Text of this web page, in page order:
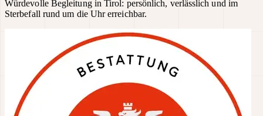
Würdevolle Begleitung in Tirol: persönlich, verlässlich und im
Sterbefall rund um die Uhr erreichbar.